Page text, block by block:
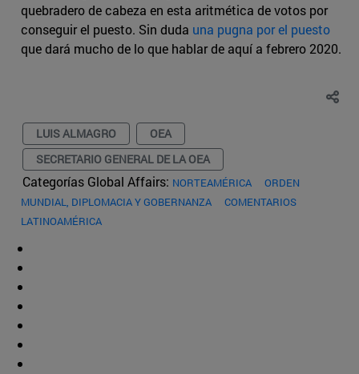
quebradero de cabeza en esta aritmética de votos por
conseguir el puesto. Sin duda una pugna por el puesto
que dará mucho de lo que hablar de aquí a febrero 2020.
LUIS ALMAGRO
OEA
SECRETARIO GENERAL DE LA OEA
Categorías Global Affairs: NORTEAMÉRICA
ORDEN
MUNDIAL, DIPLOMACIA Y GOBERNANZA
COMENTARIOS
LATINOAMÉRICA